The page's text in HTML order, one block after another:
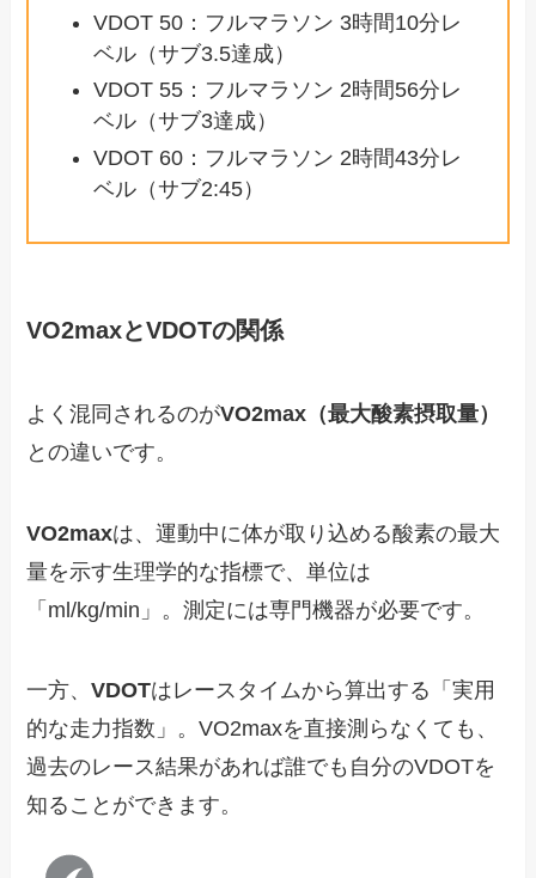
VDOT 50：フルマラソン 3時間10分レ
ベル（サブ3.5達成）
VDOT 55：フルマラソン 2時間56分レ
ベル（サブ3達成）
VDOT 60：フルマラソン 2時間43分レ
ベル（サブ2:45）
VO2maxとVDOTの関係
よく混同されるのがVO2max（最大酸素摂取量）
との違いです。
VO2maxは、運動中に体が取り込める酸素の最大
量を示す生理学的な指標で、単位は
「ml/kg/min」。測定には専門機器が必要です。
一方、VDOTはレースタイムから算出する「実用
的な走力指数」。VO2maxを直接測らなくても、
過去のレース結果があれば誰でも自分のVDOTを
知ることができます。